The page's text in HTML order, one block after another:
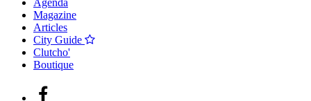
Magazine
Articles
City Guide
Clutcho'
Boutique